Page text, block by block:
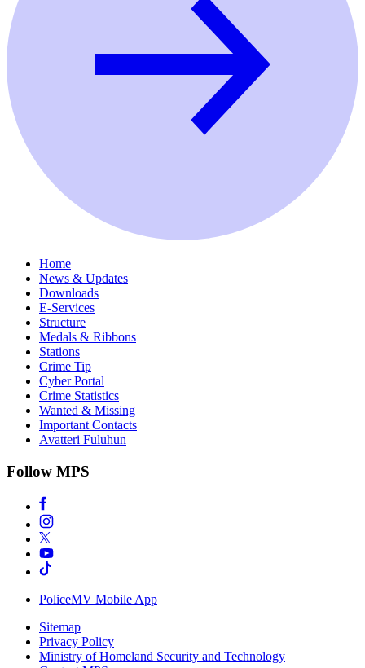
Home
News & Updates
Downloads
E-Services
Structure
Medals & Ribbons
Stations
Crime Tip
Cyber Portal
Crime Statistics
Wanted & Missing
Important Contacts
Avatteri Fuluhun
Follow MPS
PoliceMV Mobile App
Sitemap
Privacy Policy
Ministry of Homeland Security and Technology